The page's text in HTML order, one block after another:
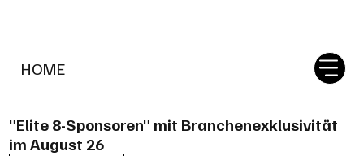
HOME
"Elite 8-Sponsoren" mit Branchenexklusivität
im August 26